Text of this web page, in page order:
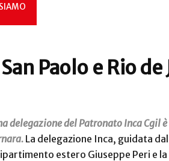
Paolo e Rio de
delegazione del Patronato Inca Cgil
La delegazione Inca, guidata
estero Giuseppe Peri e